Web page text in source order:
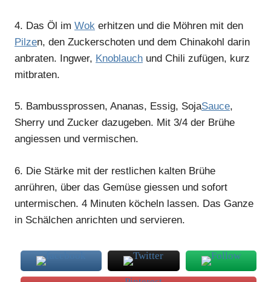
4. Das Öl im Wok erhitzen und die Möhren mit den
Pilzen, den Zuckerschoten und dem Chinakohl darin
anbraten. Ingwer, Knoblauch und Chili zufügen, kurz
mitbraten.
5. Bambussprossen, Ananas, Essig, SojaSauce,
Sherry und Zucker dazugeben. Mit 3/4 der Brühe
angiessen und vermischen.
6. Die Stärke mit der restlichen kalten Brühe
anrühren, über das Gemüse giessen und sofort
untermischen. 4 Minuten köcheln lassen. Das Ganze
in Schälchen anrichten und servieren.